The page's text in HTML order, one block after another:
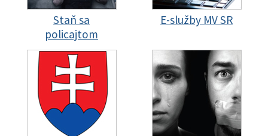
Staň sa
policajtom
E-služby MV SR